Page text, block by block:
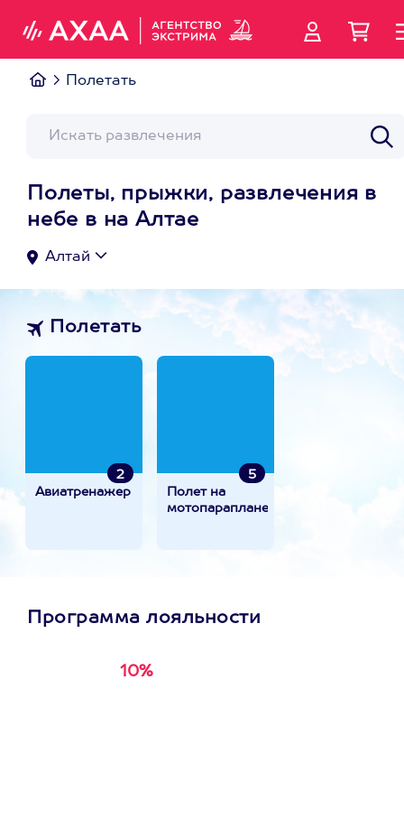
Полетать
Полеты, прыжки, развлечения в
небе в на Алтае
Алтай
Полетать
2
Авиатренажер
5
Полет на
мотопараплане
Программа лояльности
10%